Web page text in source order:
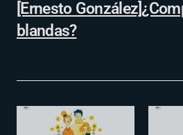
[Ernesto
blandas?